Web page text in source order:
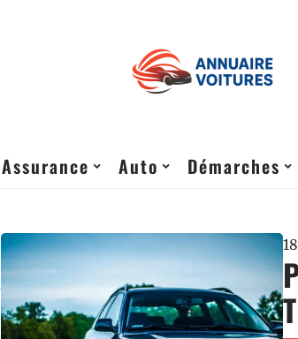
Assurance Auto Démarches